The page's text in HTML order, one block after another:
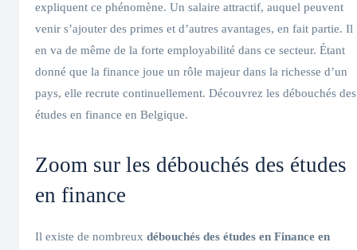
expliquent ce phénomène. Un salaire attractif, auquel peuvent
venir s’ajouter des primes et d’autres avantages, en fait partie. Il
en va de même de la forte employabilité dans ce secteur. Étant
donné que la finance joue un rôle majeur dans la richesse d’un
pays, elle recrute continuellement. Découvrez les débouchés des
études en finance en Belgique.
Zoom sur les débouchés des études
en finance
Il existe de nombreux débouchés des études en Finance en